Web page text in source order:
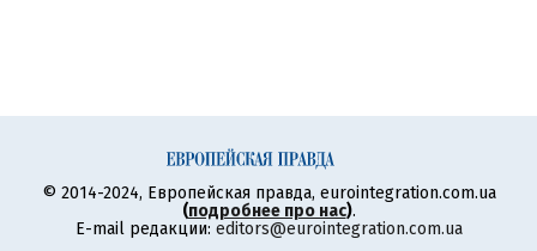
© 2014-2024, Европейская правда, eurointegration.com.ua
(подробнее про нас).
E-mail редакции: editors@eurointegration.com.ua